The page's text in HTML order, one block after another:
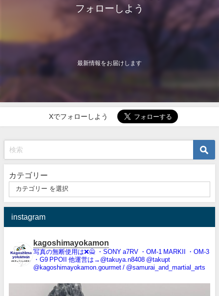
フォローしよう
最新情報をお届けします
Xでフォローしよう
カテゴリー
instagram
kagoshimayokamon
写真の無断使用は❌️🙅 ・SONY a7RV ・OM-1 MARKII
・OM-3
・G9 PPOII
他運営は→@takuya.n8408 @takupt
@kagoshimayokamon.gourmet / @samurai_and_martial_arts